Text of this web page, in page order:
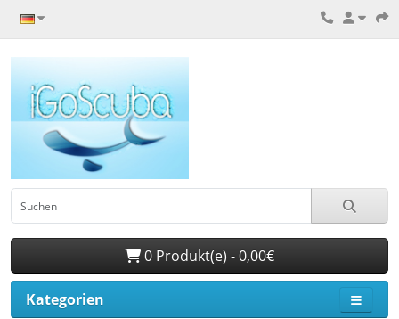
0 Produkt(e) - 0,00€
Kategorien